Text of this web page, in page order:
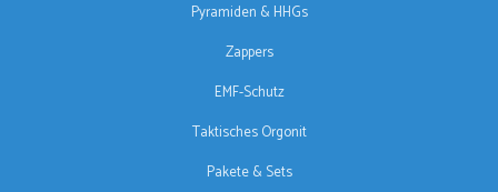
Pyramiden & HHGs
Zappers
EMF-Schutz
Taktisches Orgonit
Pakete & Sets